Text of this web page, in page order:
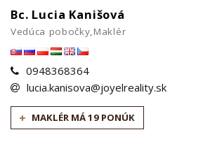
Bc. Lucia Kanišová
Vedúca pobočky,Maklér
0948368364
lucia.kanisova@joyelreality.sk
MAKLÉR MÁ 19 PONÚK